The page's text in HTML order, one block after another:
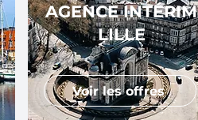
AGENCE INTÉRIM
LILLE
Voir les offres